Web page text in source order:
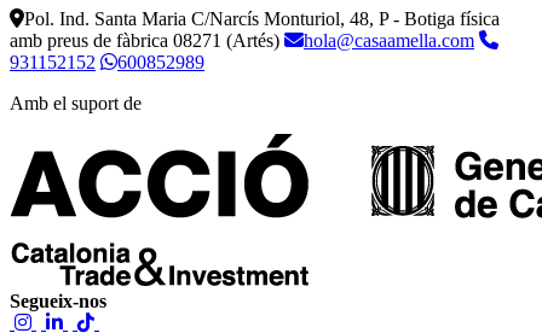
Pol. Ind. Santa Maria C/Narcís Monturiol, 48, P - Botiga física
amb preus de fàbrica 08271 (Artés)
hola@casaamella.com
931152152
600852989
Amb el suport de
Segueix-nos